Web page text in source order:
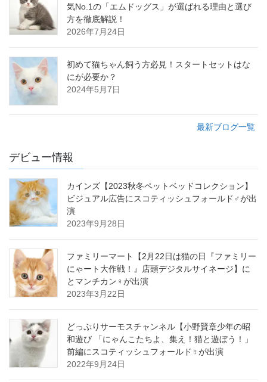
気No.1の「エムドッグス」が選ばれる理由と選び
方を徹底解説！
2026年7月24日
初めて猫ちゃん飼う方必見！スタートセットはな
にが必要か？
2024年5月7日
最新ブログ一覧
デビュー情報
カインズ【2023秋冬ペットベッドコレクション】
ビジュアル広告にスコティッシュフォールド♂が出
演
2023年9月28日
ファミリーマート【2月22日は猫の日『ファミリー
にゃート大作戦！』店頭デジタルサイネージ】に
とマンチカン♀が出演
2023年3月22日
どっぷりサーモスチャンネル【小野賢章少年の昭
和遊び 「にゃんこたちよ、集え！猫と遊ぼう！」
前編にスコティッシュフォールド♀が出演
2022年9月24日